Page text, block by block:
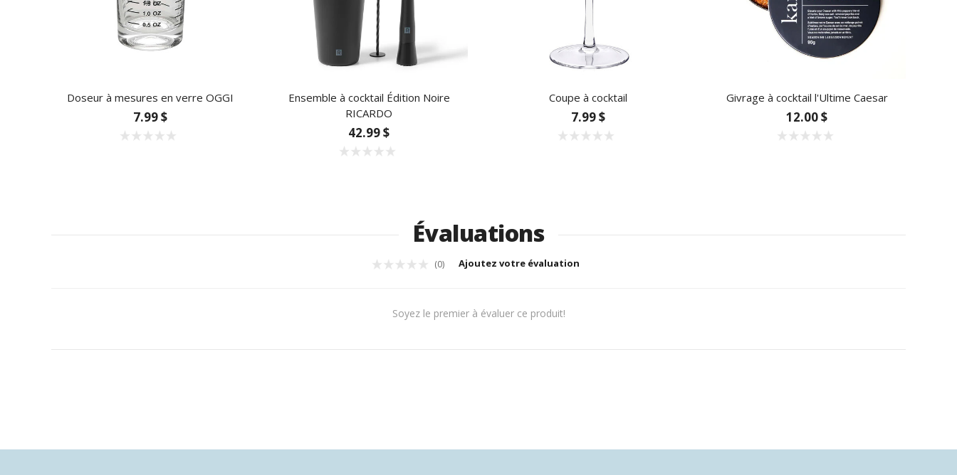
Doseur à mesures en verre OGGI
7.99 $
Ensemble à cocktail Édition Noire
RICARDO
42.99 $
Coupe à cocktail
7.99 $
Givrage à cocktail l'Ultime Caesar
12.00 $
Évaluations
(0) Ajoutez votre évaluation
Soyez le premier à évaluer ce produit!